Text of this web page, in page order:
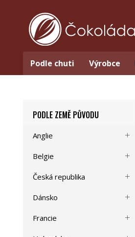
Podle chuti Výrobce
PODLE ZEMĚ PŮVODU
Anglie
Belgie
Česká republika
Dánsko
Francie